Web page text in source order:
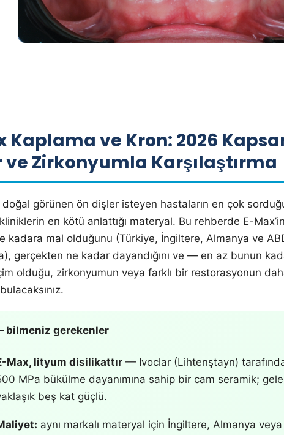
Kaplama ve Kron: 2026
ve Zirkonyumla Karşılaştırma
görünen ön dişler isteyen hastaların en çok
en kötü anlattığı materyal. Bu rehberde E-
kadara mal olduğunu (Türkiye, İngiltere, Almanya ve
gerçekten ne kadar dayandığını ve — en az bunun
olduğu, zirkonyumun veya farklı bir restorasyonun
bilmeniz gerekenler
Max, lityum disilikattır — Ivoclar (Lihtenştayn)
MPa bükülme dayanımına sahip bir cam seramik;
beş kat güçlü.
aynı markalı materyal için İngiltere, Almanya